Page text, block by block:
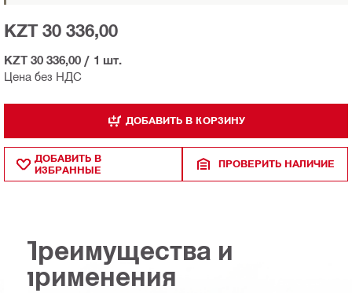
Цена без НДС
KZT 30 336,00
KZT 30 336,00 / 1 шт.
ДОБАВИТЬ В КОРЗИНУ
ДОБАВИТЬ В
ИЗБРАННЫЕ
ПРОВЕРИТЬ НАЛИЧИЕ
Преимущества и
применения